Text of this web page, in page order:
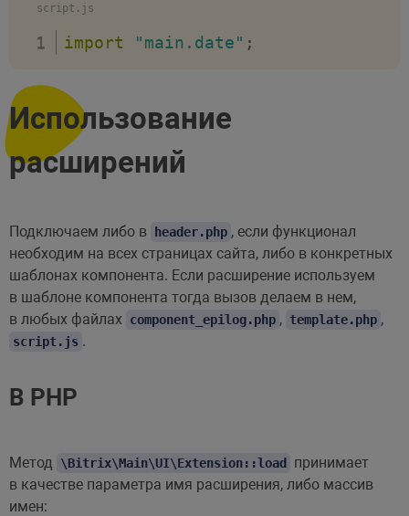
include: Array
},
//
//
tests:
{
// настройки локализации
localization: {
autoLoad: boolean
,
},
script.js
import "main.date" ;
Использование
расширений
Подключаем либо в header.php , если функционал
необходим на всех страницах сайта, либо в конкретных
шаблонах компонента. Если расширение используем
в шаблоне компонента тогда вызов делаем в нем,
в любых файлах
component_epilog.php , template.php ,
script.js .
В PHP
Метод \Bitrix\Main\UI\Extension::load принимает
в качестве параметра имя расширения, либо массив
имен: